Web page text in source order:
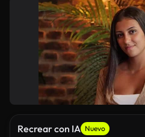
Recrear con IA Nuevo